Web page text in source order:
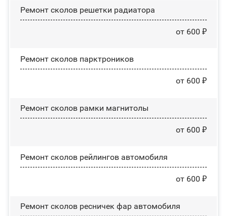
Ремонт сколов решетки радиатора
от 600 ₽
Ремонт сколов парктроников
от 600 ₽
Ремонт сколов рамки магнитолы
от 600 ₽
Ремонт сколов рейлингов автомобиля
от 600 ₽
Ремонт сколов ресничек фар автомобиля